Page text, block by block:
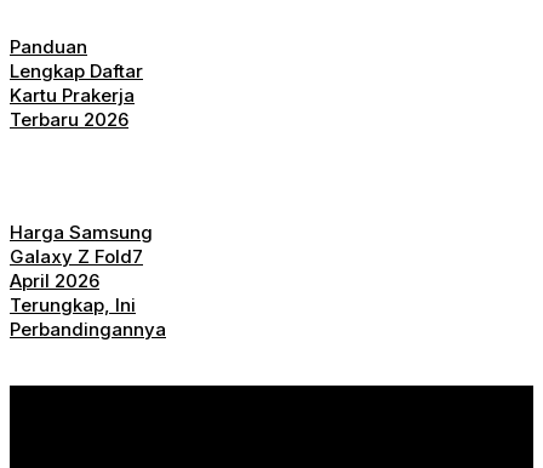
Panduan
Lengkap Daftar
Kartu Prakerja
Terbaru 2026
Harga Samsung
Galaxy Z Fold7
April 2026
Terungkap, Ini
Perbandingannya